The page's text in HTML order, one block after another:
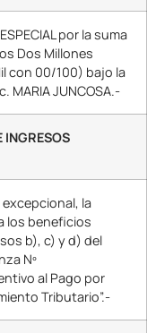
por la suma
Dos Millones
con 00/100) bajo la
MARIA JUNCOSA.-
INGRESOS
la
los beneficios
b), c) y d) del
Nº
al Pago por
Tributario”.-